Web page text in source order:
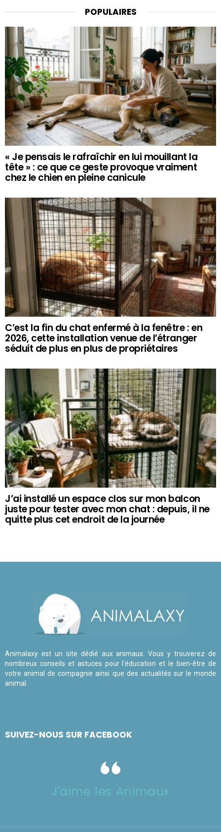
POPULAIRES
« Je pensais le rafraîchir en lui mouillant la
tête » : ce que ce geste provoque vraiment
chez le chien en pleine canicule
C’est la fin du chat enfermé à la fenêtre : en
2026, cette installation venue de l’étranger
séduit de plus en plus de propriétaires
J’ai installé un espace clos sur mon balcon
juste pour tester avec mon chat : depuis, il ne
quitte plus cet endroit de la journée
Animalaxy est un site dédié aux animaux. Vous y trouverez de
nombreux conseils et astuces pour l'éducation et le bien-être de
votre animal de compagnie ainsi que des actualités sur le monde
animal.
SUIVEZ-NOUS SUR FACEBOOK
J'aime les Animaux